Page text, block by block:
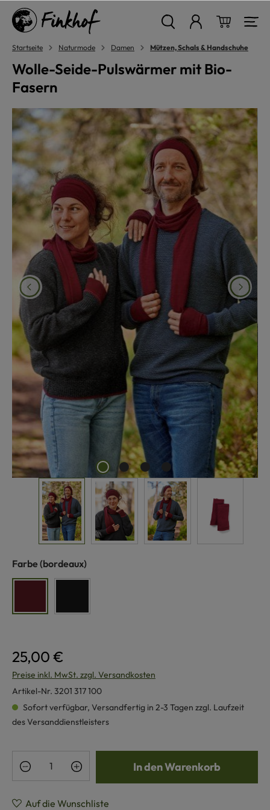
springen
Startseite Naturmode Damen Mützen, Schals & Handschuhe
Wolle-Seide-Pulswärmer mit Bio-
Fasern
Bildergalerie überspringen
Farbe auswählen
(bordeaux)
25,00 €
Preise inkl. MwSt. zzgl. Versandkosten
Artikel-Nr. 3201 317 100
Sofort verfügbar, Versandfertig in 2-3 Tagen zzgl. Laufzeit
des Versanddienstleisters
Produkt Anzahl: Gib den gewünschten
In den Warenkorb
Auf die Wunschliste